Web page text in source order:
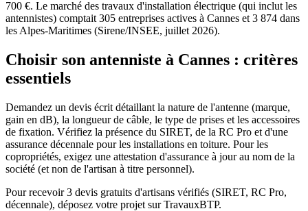
700 €. Le marché des travaux d'installation électrique (qui inclut les
antennistes) comptait 305 entreprises actives à Cannes et 3 874 dans
les Alpes-Maritimes (Sirene/INSEE, juillet 2026).
Choisir son antenniste à Cannes : critères
essentiels
Demandez un devis écrit détaillant la nature de l'antenne (marque,
gain en dB), la longueur de câble, le type de prises et les accessoires
de fixation. Vérifiez la présence du SIRET, de la RC Pro et d'une
assurance décennale pour les installations en toiture. Pour les
copropriétés, exigez une attestation d'assurance à jour au nom de la
société (et non de l'artisan à titre personnel).
Pour recevoir 3 devis gratuits d'artisans vérifiés (SIRET, RC Pro,
décennale), déposez votre projet sur TravauxBTP.